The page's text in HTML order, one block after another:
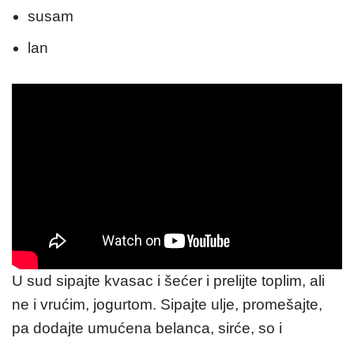
susam
lan
U sud sipajte kvasac i šećer i prelijte toplim, ali
ne i vrućim, jogurtom. Sipajte ulje, promešajte,
pa dodajte umućena belanca, sirće, so i